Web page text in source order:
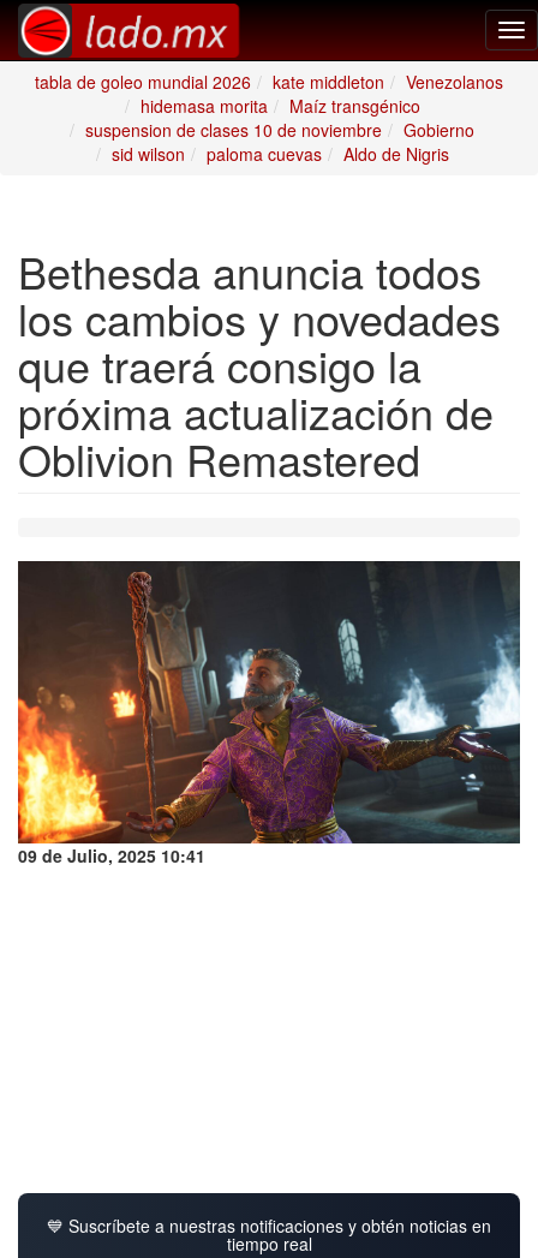
tabla de goleo mundial 2026
kate middleton
Venezolanos
hidemasa morita
Maíz transgénico
suspension de clases 10 de noviembre
Gobierno
sid wilson
paloma cuevas Aldo de Nigris
Bethesda anuncia todos
los cambios y novedades
que traerá consigo la
próxima actualización de
Oblivion Remastered
09 de Julio, 2025 10:41
💙 Suscríbete a nuestras notificaciones y obtén noticias en
tiempo real